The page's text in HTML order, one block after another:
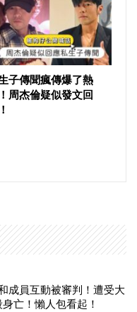
子傳聞瘋傳爆了熱
周杰倫疑似發文回
成員互動被審判！遭受大
亡！懶人包看起！